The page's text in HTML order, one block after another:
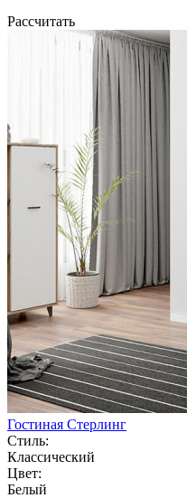
Рассчитать
Гостиная Стерлинг
Стиль:
Классический
Цвет:
Белый